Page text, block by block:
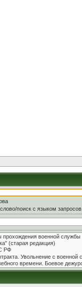
поиск с языком запросов